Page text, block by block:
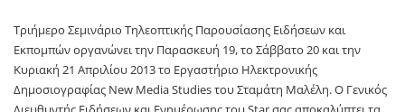
Τριήμερο Σεμινάριο Τηλεοπτικής Παρουσίασης Ειδήσεων και
Εκπομπών οργανώνει την Παρασκευή 19, το Σάββατο 20 και την
Κυριακή 21 Απριλίου 2013 το Εργαστήριο Ηλεκτρονικής
Δημοσιογραφίας New Media Studies του Σταμάτη Μαλέλη. Ο Γενικός